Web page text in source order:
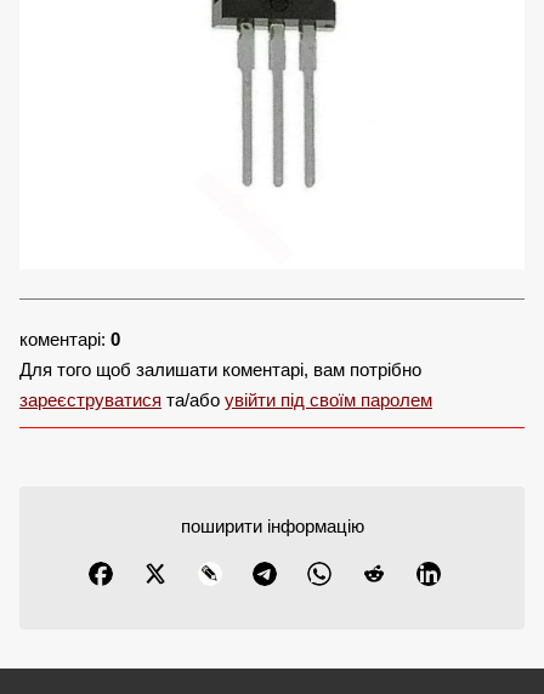
коментарі: 0
Для того щоб залишати коментарі, вам потрібно
зареєструватися та/або увійти під своїм паролем
поширити інформацію